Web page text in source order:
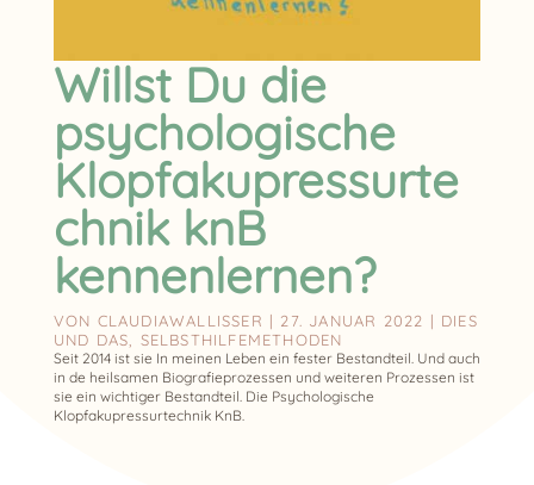
Willst Du die
psychologische
Klopfakupressurte
chnik knB
kennenlernen?
VON CLAUDIAWALLISSER | 27. JANUAR 2022 | DIES
UND DAS
SELBSTHILFEMETHODEN
Seit 2014 ist sie In meinen Leben ein fester Bestandteil. Und auch
in de heilsamen Biografieprozessen und weiteren Prozessen ist
sie ein wichtiger Bestandteil. Die Psychologische
Klopfakupressurtechnik KnB.